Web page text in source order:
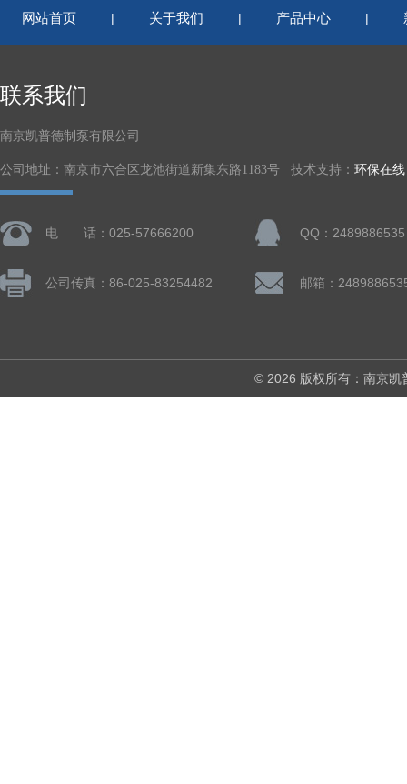
网站首页 | 关于我们 | 产品中心 |
联系我们
南京凯普德制泵有限公司
公司地址：南京市六合区龙池街道新集东路1183号 技术支持： 环保在线
电 话：025-57666200 QQ：2489886535
公司传真：86-025-83254482 邮箱：
© 2026 版权所有：南京